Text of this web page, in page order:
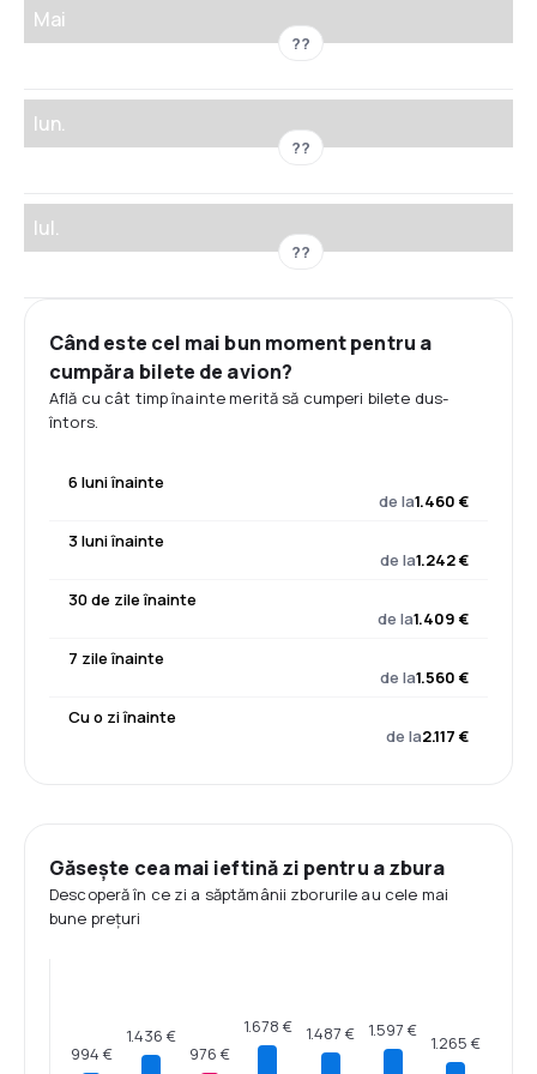
Mai
??
Iun.
??
Iul.
??
Când este cel mai bun moment pentru a
cumpăra bilete de avion?
Află cu cât timp înainte merită să cumperi bilete dus-
întors.
6 luni înainte
de la1.460 €
3 luni înainte
de la1.242 €
30 de zile înainte
de la1.409 €
7 zile înainte
de la1.560 €
Cu o zi înainte
de la2.117 €
Găsește cea mai ieftină zi pentru a zbura
Descoperă în ce zi a săptămânii zborurile au cele mai
bune prețuri
994 €
1.436 €
976 €
1.678 € 1.487 € 1.597 €
1.265 €